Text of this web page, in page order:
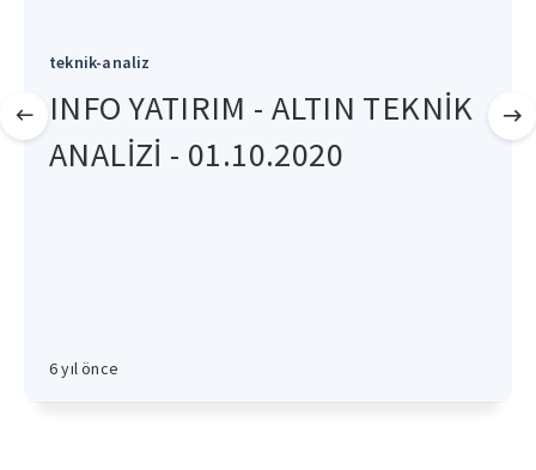
teknik-analiz
INFO YATIRIM - ALTIN TEKNİK
ANALİZİ - 01.10.2020
6 yıl önce